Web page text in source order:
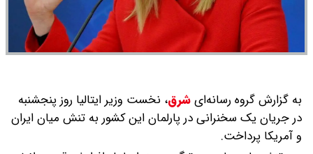
به گزارش گروه رسانه‌ایشرق، نخست وزیر ایتالیا روز پنجشنبه
در جریان یک سخنرانی در پارلمان این کشور به تنش میان ایران
و آمریکا پرداخت.